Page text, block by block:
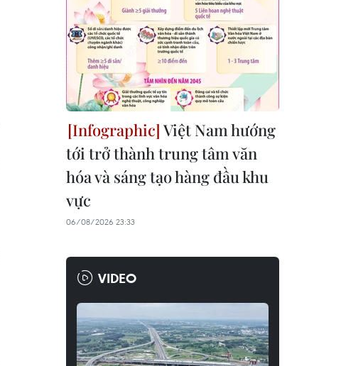
Việt Nam hướng
tới trở thành trung tâm văn
hóa và sáng tạo hàng đầu khu
vực
06/08/2026 23:33
VIDEO